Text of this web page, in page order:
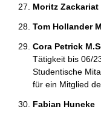
Moritz Zackariat
Tom Hollander
Cora Petrick
Tätigkeit bis 06/
Studentische
für ein Mitglied
Fabian Huneke